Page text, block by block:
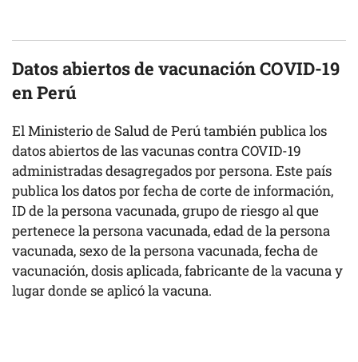
Datos abiertos de vacunación COVID-19
en Perú
El Ministerio de Salud de Perú también publica los
datos abiertos de las vacunas contra COVID-19
administradas desagregados por persona. Este país
publica los datos por fecha de corte de información,
ID de la persona vacunada, grupo de riesgo al que
pertenece la persona vacunada, edad de la persona
vacunada, sexo de la persona vacunada, fecha de
vacunación, dosis aplicada, fabricante de la vacuna y
lugar donde se aplicó la vacuna.